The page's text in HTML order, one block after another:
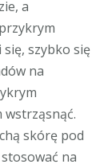
a
szybko się
na
wstrząsnąć.
skórę pod
na